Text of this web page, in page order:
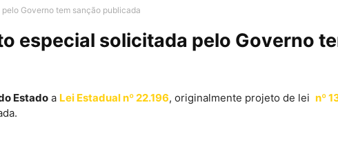
Governo tem sanção publicada
especial solicitada pelo Governo
Estado a Lei Estadual nº 22.196, originalmente projeto de lei nº